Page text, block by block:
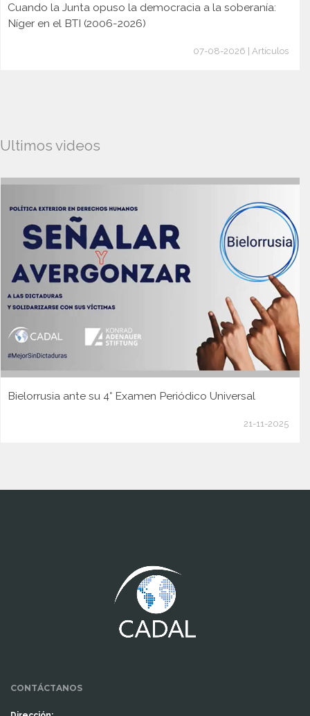
Cuando la Junta opuso la democracia a la soberanía:
Níger en el BTI (2006-2026)
07-08-2026 | Artículos
Ultimos videos
Bielorrusia ante su 4° Examen Periódico Universal
21-11-2025
CONTÁCTANOS